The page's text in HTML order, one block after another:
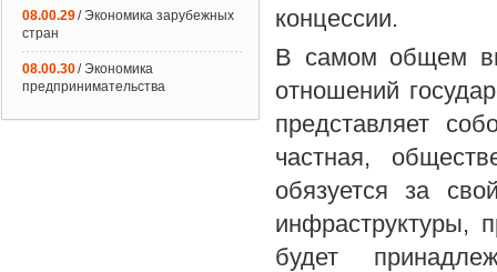
концессии.
В самом общем
отношений
представляет
частная,
обязуется за
инфраструктуры,
будет
08.00.29/ Экономика зарубежных
стран
08.00.30/ Экономика
предпринимательства